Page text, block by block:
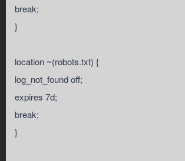
break;
}
location ~(robots.txt) {
log_not_found off;
expires 7d;
break;
}